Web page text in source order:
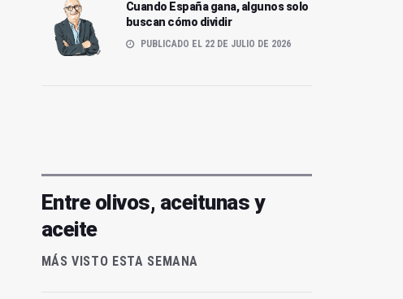
Cuando España gana, algunos solo
buscan cómo dividir
PUBLICADO EL 22 DE JULIO DE 2026
Entre olivos, aceitunas y
aceite
MÁS VISTO ESTA SEMANA